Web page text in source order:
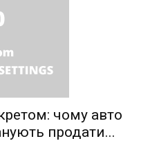
чому авто
продати...